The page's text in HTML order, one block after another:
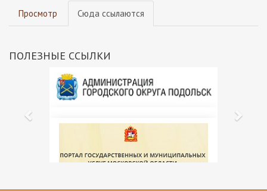
Главные
вкладки
Просмотр Сюда ссылаются
вкладка)
ПОЛЕЗНЫЕ ССЫЛКИ